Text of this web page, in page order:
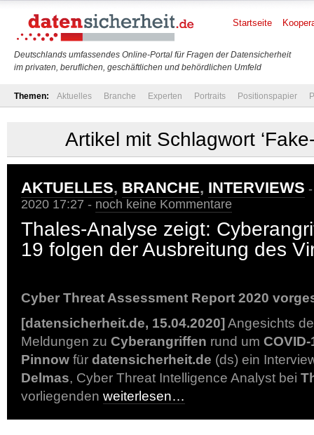
Deutschlands umfassendes Online-Portal für Fragen der Datensicherheit
im privaten, beruflichen, geschäftlichen und behördlichen Umfeld
Startseite
Themen: Aktuelles Branche Experten Portraits Positionspapier
Artikel mit Schlagwort
AKTUELLES, BRANCHE, INTERVIEWS
2020 17:27 - noch keine Kommentare
Thales-Analyse zeigt:
19 folgen der Ausbreitung des
Cyber Threat Assessment Report 2020
[datensicherheit.de, 15.04.2020] Angesichts
Meldungen zu Cyberangriffen rund um COVID-
Pinnow für datensicherheit.de (ds) ein
Delmas, Cyber Threat Intelligence Analyst bei
vorliegenden weiterlesen…